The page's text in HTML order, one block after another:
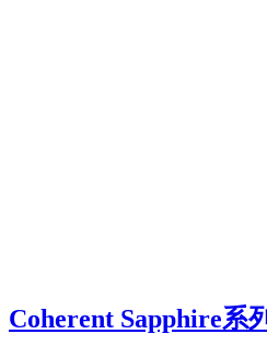
Coherent Sapphire系